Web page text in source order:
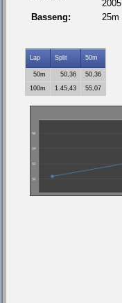
2005
Basseng:
25m
Lap Split 50m
50m 50,36
50,36
100m
1.45,43 55,07